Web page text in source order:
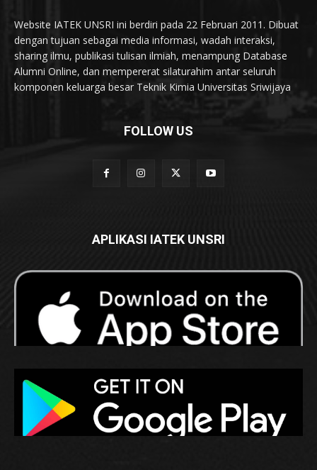
Website IATEK UNSRI ini berdiri pada 22 Februari 2011. Dibuat
dengan tujuan sebagai media informasi, wadah interaksi,
sharing ilmu, publikasi tulisan ilmiah, menampung Database
Alumni Online, dan mempererat silaturahim antar seluruh
komponen keluarga besar Teknik Kimia Universitas Sriwijaya
FOLLOW US
APLIKASI IATEK UNSRI